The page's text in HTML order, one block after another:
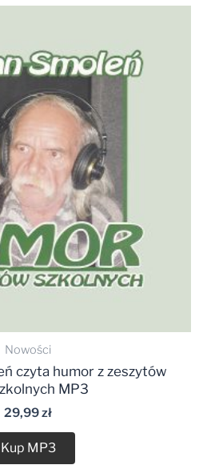
Nowości
Odtwarzacz
plików
dźwiękowych
czyta humor z zeszytów
MP3
29,99zł
Kup MP3